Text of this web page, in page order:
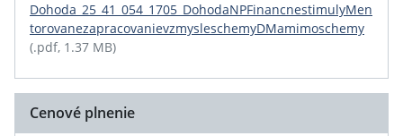
Dohoda_25_41_054_1705_DohodaNPFinancnestimulyMen
torovanezapracovanievzmysleschemyDMamimoschemy
(.pdf, 1.37 MB)
Cenové plnenie